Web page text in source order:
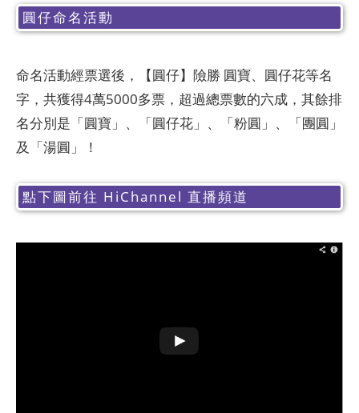
圓仔命名活動
命名活動經票選後，【圓仔】險勝 圓寶、圓仔花等名
字，共獲得4萬5000多票，超過總票數的六成，其餘排
名分別是「圓寶」、「圓仔花」、「粉圓」、「團圓」
及「湯圓」！
點下圖前往 HiChannel 直播頻道